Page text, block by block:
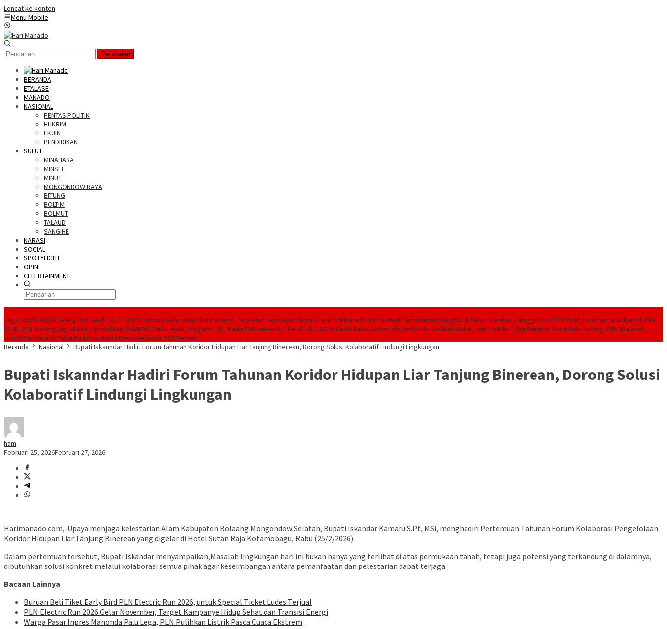
Loncat ke konten
Menu Mobile
Pencarian
BERANDA
ETALASE
MANADO
NASIONAL
PENTAS POLITIK
HUKRIM
EKUIN
PENDIDIKAN
SULUT
MINAHASA
MINSEL
MINUT
MONGONDOW RAYA
BITUNG
BOLTIM
BOLMUT
TALAUD
SANGIHE
NARASI
SOCIAL
SPOTYLIGHT
OPINI
CELEBTAINMENT
Jaga Listrik Andal Jelang HUT ke-81 RI, PLN UP3 Tahuna Gelar Apel dan Inspeksi Peralatan Kepulauan Nusa Utara PLN Manado Minta Maaf Pemadaman Bergilir di Pulau Bunaken, Minggu Dua PLTD Pulih TotalSemarakkan HUT ke
81 RI, PLN Dorong Digitalisasi Pendidikan di SMPN1 Palu Lewat Program TJSLKado PLN untuk HUT ke- 81 RI, 100 % Rasio Desa Gorontalo Berlistrik, Setelah Kabel Laut Listriki Pulau Dudepo Gorontalo Terang. PLN Nyalakan
Listrik Perdana di Pulau Dudepo, Rasio Desa Berlistrik 100 Persen
Beranda
Nasional Bupati Iskanndar Hadiri Forum Tahunan Koridor Hidupan Liar Tanjung Binerean, Dorong Solusi Kolaboratif Lindungi Lingkungan
Bupati Iskanndar Hadiri Forum Tahunan Koridor Hidupan Liar Tanjung Binerean, Dorong Solusi
Kolaboratif Lindungi Lingkungan
ham
Februari 25, 2026Februari 27, 2026
Harimanado.com,-Upaya menjaga kelestarian Alam Kabupaten Bolaang Mongondow Selatan, Bupati Iskandar Kamaru S.Pt, MSi, menghadiri Pertemuan Tahunan Forum Kolaborasi Pengelolaan
Koridor Hidupan Liar Tanjung Binerean yang digelar di Hotel Sutan Raja Kotamobagu, Rabu (25/2/2026).
Dalam pertemuan tersebut, Bupati Iskandar menyampaikan,Masalah lingkungan hari ini bukan hanya yang terlihat di atas permukaan tanah, tetapi juga potensi yang terkandung di dalamnya,
dibutuhkan solusi konkret melalui kolaborasi semua pihak agar keseimbangan antara pemanfaatan dan pelestarian dapat terjaga.
Bacaan Lainnya
Buruan Beli Tiket Early Bird PLN Electric Run 2026, untuk Special Ticket Ludes Terjual
PLN Electric Run 2026 Gelar November, Target Kampanye Hidup Sehat dan Transisi Energi
Warga Pasar Inpres Manonda Palu Lega, PLN Pulihkan Listrik Pasca Cuaca Ekstrem